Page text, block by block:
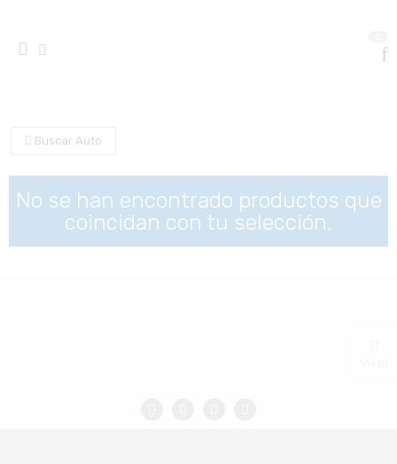
Buscar Auto
No se han encontrado productos que
coincidan con tu selección.